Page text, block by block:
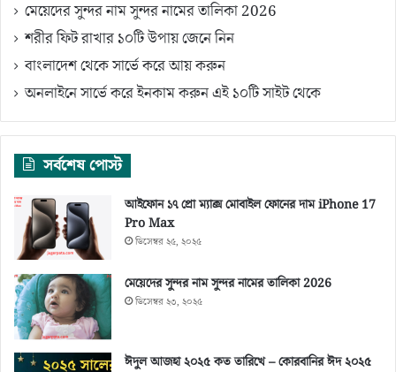
মেয়েদের সুন্দর নাম সুন্দর নামের তালিকা 2026
শরীর ফিট রাখার ১০টি উপায় জেনে নিন
বাংলাদেশ থেকে সার্ভে করে আয় করুন
অনলাইনে সার্ভে করে ইনকাম করুন এই ১০টি সাইট থেকে
সর্বশেষ পোস্ট
আইফোন ১৭ প্রো ম্যাক্স মোবাইল ফোনের দাম iPhone 17
Pro Max
ডিসেম্বর ২৫, ২০২৫
মেয়েদের সুন্দর নাম সুন্দর নামের তালিকা 2026
ডিসেম্বর ২৩, ২০২৫
ঈদুল আজহা ২০২৫ কত তারিখে – কোরবানির ঈদ ২০২৫